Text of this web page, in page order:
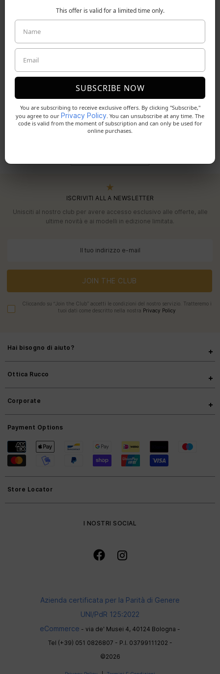
Plantaris SQ OO9529 04
€272,00
ISCRIVITI ALLA NEWSLETTER
Unisciti al nostro club per avere accesso esclusivo alle offerte, alle
ultime novità e ai modelli in edizione limitata.
JOIN THE CLUB
Cliccando su “Join the Club” accetti le condizioni del nostro servizio. Tratteremo i
tuoi dati come descritto nella nostra Privacy Policy
Hai bisogno di aiuto?
Ottica Rucco
Corporate
Payment Options
Store Locator
I NOSTRI SOCIAL
Azienda certificata per la Parità di Genere
UNI/PdR 125:2022
eCommerce - via de' Musei 4, 40124 Bologna -
Tel (+39) 051 0826807 - P.I. 03799111202 -
©2026
This offer is valid for a limited time only.
SUBSCRIBE NOW
You are subscribing to receive exclusive offers. By clicking "Subscribe,"
you agree to our Privacy Policy. You can unsubscribe at any time. The
code is valid from the moment of subscription and can only be used for
online purchases.